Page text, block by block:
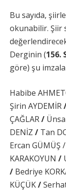
Bu sayıda,
okunabilir. Şiir
Derginin (156.
göre) şu
Habibe
Şirin AYDEMİR
ÇAĞLAR/
DENİZ / Tan
Ercan GÜMÜŞ
KARAKOYUN /
/ Bedriye
KÜÇÜK/